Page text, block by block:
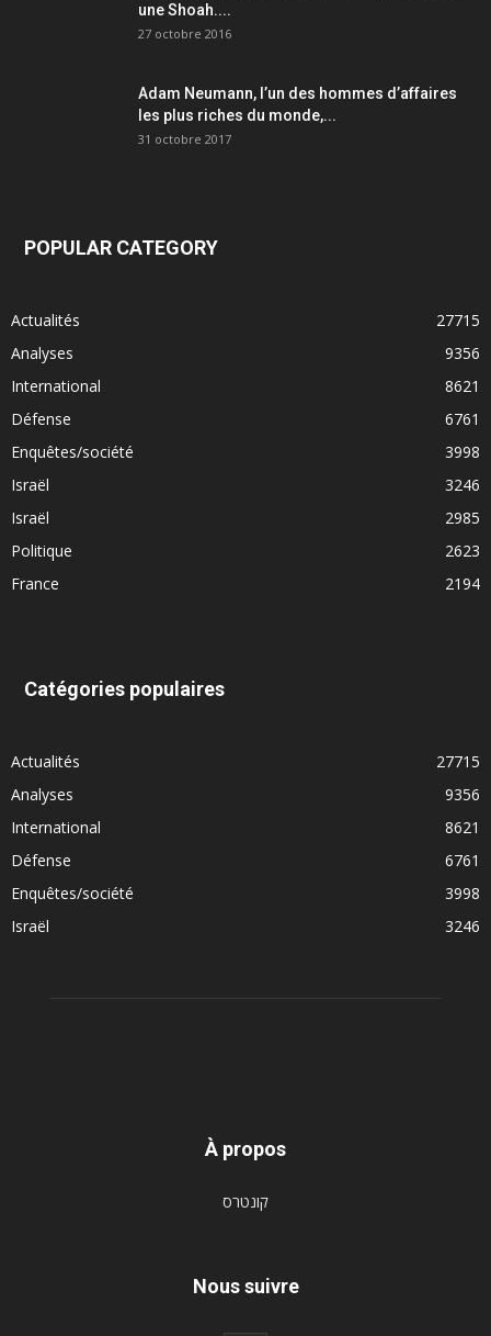
une Shoah....
27 octobre 2016
Adam Neumann, l’un des hommes d’affaires
les plus riches du monde,...
31 octobre 2017
POPULAR CATEGORY
Actualités
27715
Analyses
9356
International
8621
Défense
6761
Enquêtes/société
3998
Israël
3246
Israël
2985
Politique
2623
France
2194
Catégories populaires
Actualités
27715
Analyses
9356
International
8621
Défense
6761
Enquêtes/société
3998
Israël
3246
À propos
קונטרס
Nous suivre